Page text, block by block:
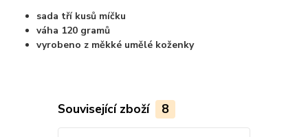
sada tří kusů míčku
váha 120 gramů
vyrobeno z měkké umělé koženky
Související zboží 8